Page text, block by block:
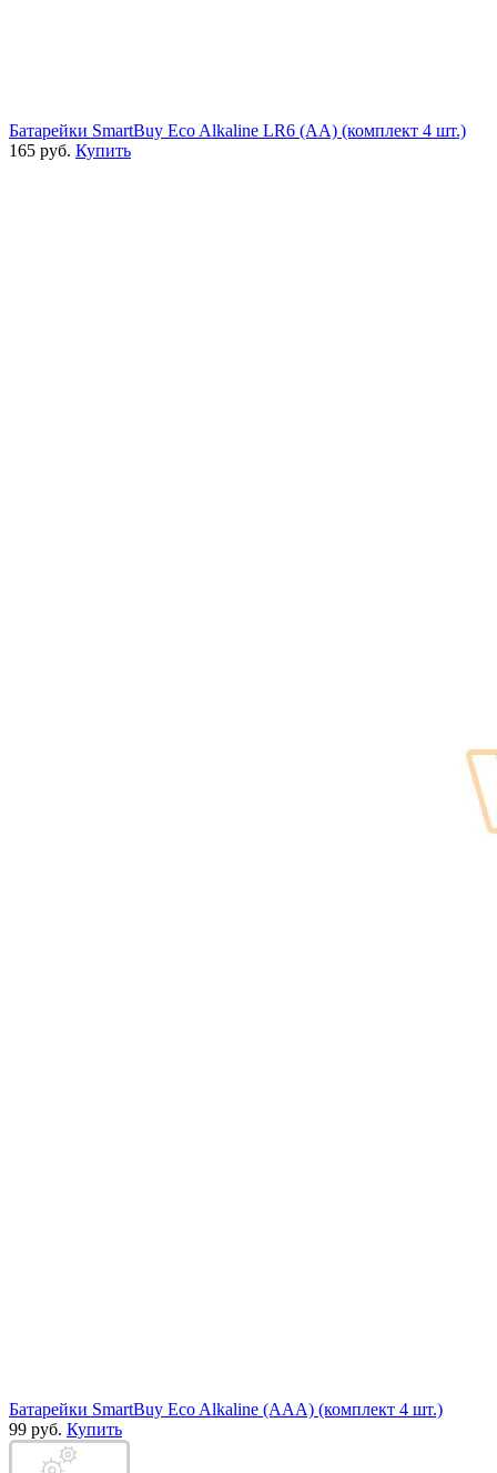
Батарейки SmartBuy Eco Alkaline LR6 (AA) (комплект 4 шт.)
165 руб. Купить
Батарейки SmartBuy Eco Alkaline (AAA) (комплект 4 шт.)
99 руб. Купить